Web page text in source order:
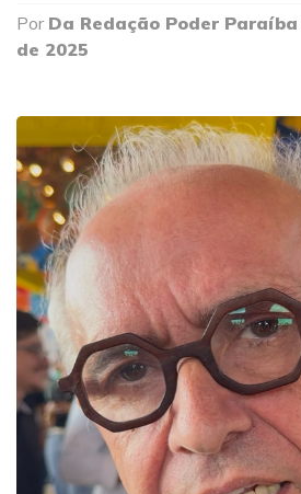
Por Da Redação Poder Paraíba
de 2025